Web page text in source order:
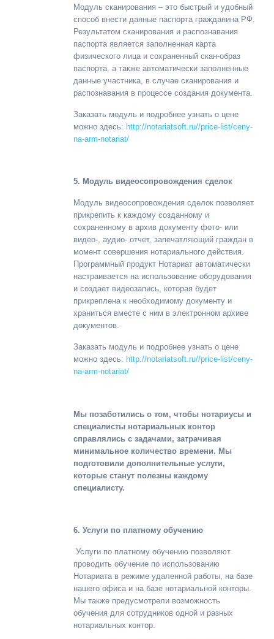
Модуль сканирования – это быстрый и удобный
способ внести данные паспорта гражданина РФ.
Результатом сканирования и распознавания
паспорта является заполненная карта
физического лица и сохраненный скан-образ
паспорта, а также автоматически заполненные
данные участника, в случае сканирования и
распознавания в процессе создания документа.
Заказать модуль и подробнее узнать о цене
можно здесь: http://notariatsoft.ru//price-list/ceny-
na-arm-notariat/
5. Модуль видеосопровождения сделок
Модуль видеосопровождения сделок позволяет
прикрепить к каждому созданному и
сохраненному в архив документу фото- или
видео-, аудио- отчет, запечатляющий граждан в
момент совершения нотариального действия.
Программный продукт Нотариат автоматически
настраивается на использование оборудования
и создает видеозапись, которая будет
прикреплена к необходимому документу и
храниться вместе с ним в электронном архиве
документов.
Заказать модуль и подробнее узнать о цене
можно здесь: http://notariatsoft.ru//price-list/ceny-
na-arm-notariat/
Мы позаботились о том, чтобы нотариусы и
специалисты нотариальных контор
справлялись с задачами, затрачивая
минимальное количество времени. Мы
подготовили дополнительные услуги,
которые станут полезны каждому
специалисту.
6. Услуги по платному обучению
Услуги по платному обучению позволяют
проводить обучение по использованию
Нотариата в режиме удаленной работы, на базе
нашего офиса и на базе нотариальной конторы.
Мы также предусмотрели возможность
обучения для сотрудников одной и разных
нотариальных контор.